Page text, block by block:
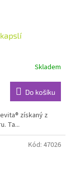
Skladem
Do košíku
získaný z
Ta...
Kód: 47026